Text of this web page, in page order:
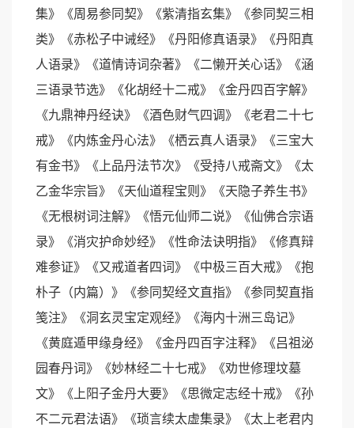
集》《周易参同契》《紫清指玄集》《参同契三相
类》《赤松子中诫经》《丹阳修真语录》《丹阳真
人语录》《道情诗词杂著》《二懒开关心话》《涵
三语录节选》《化胡经十二戒》《金丹四百字解》
《九鼎神丹经诀》《酒色财气四调》《老君二十七
戒》《内炼金丹心法》《栖云真人语录》《三宝大
有金书》《上品丹法节次》《受持八戒斋文》《太
乙金华宗旨》《天仙道程宝则》《天隐子养生书》
《无根树词注解》《悟元仙师二说》《仙佛合宗语
录》《消灾护命妙经》《性命法诀明指》《修真辩
难参证》《又戒道者四词》《中极三百大戒》《抱
朴子（内篇）》《参同契经文直指》《参同契直指
笺注》《洞玄灵宝定观经》《海内十洲三岛记》
《黄庭遁甲缘身经》《金丹四百字注释》《吕祖泌
园春丹词》《妙林经二十七戒》《劝世修理坟墓
文》《上阳子金丹大要》《思微定志经十戒》《孙
不二元君法语》《琐言续太虚集录》《太上老君内